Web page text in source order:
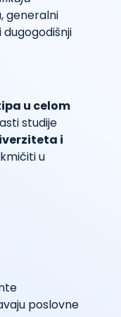
generalni
u celom
studije
i
u
poslovne